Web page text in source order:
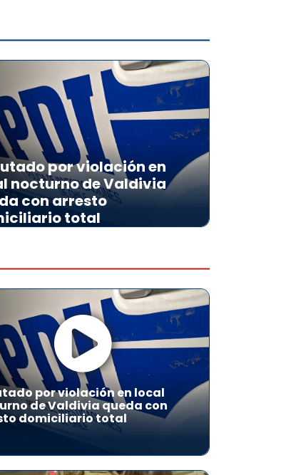
por violación en
nocturno de Valdivia
con arresto
total
por violación en local
de Valdivia queda con
domiciliario total